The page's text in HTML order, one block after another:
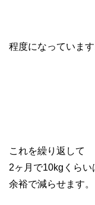
程度になっています
これを繰り返して
2ヶ月で10kgくらい
余裕で減らせます。